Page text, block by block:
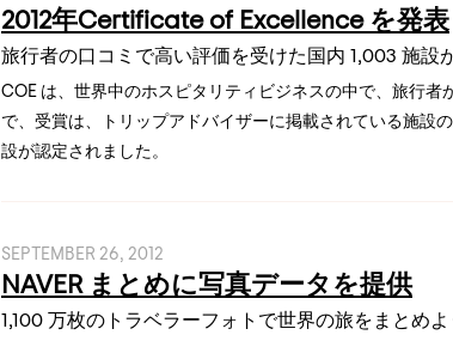
2012年Certificate of Excellence を発表
旅行者の口コミで高い評価を受けた国内 1,003 施設
COE は、世界中のホスピタリティビジネスの中で、旅行
で、受賞は、トリップアドバイザーに掲載されている施設
設が認定されました。
SEPTEMBER 26, 2012
NAVER まとめに写真データを提供
1,100 万枚のトラベラーフォトで世界の旅をまとめよ